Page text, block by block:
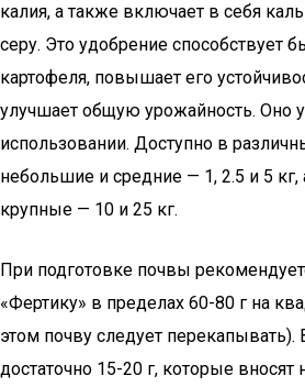
калия, а также включает в себя
серу. Это удобрение способствует
картофеля, повышает его
улучшает общую урожайность. Оно
использовании. Доступно в
небольшие и средние — 1, 2.5 и 5 кг,
крупные — 10 и 25 кг.
При подготовке почвы
«Фертику» в пределах 60-80 г на
этом почву следует
достаточно 15-20 г, которые вносят